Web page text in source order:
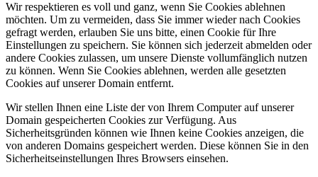
Wir respektieren es voll und ganz, wenn Sie Cookies ablehnen
möchten. Um zu vermeiden, dass Sie immer wieder nach Cookies
gefragt werden, erlauben Sie uns bitte, einen Cookie für Ihre
Einstellungen zu speichern. Sie können sich jederzeit abmelden oder
andere Cookies zulassen, um unsere Dienste vollumfänglich nutzen
zu können. Wenn Sie Cookies ablehnen, werden alle gesetzten
Cookies auf unserer Domain entfernt.
Wir stellen Ihnen eine Liste der von Ihrem Computer auf unserer
Domain gespeicherten Cookies zur Verfügung. Aus
Sicherheitsgründen können wie Ihnen keine Cookies anzeigen, die
von anderen Domains gespeichert werden. Diese können Sie in den
Sicherheitseinstellungen Ihres Browsers einsehen.